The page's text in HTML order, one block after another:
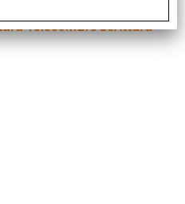
10.000MB/s Scrittura